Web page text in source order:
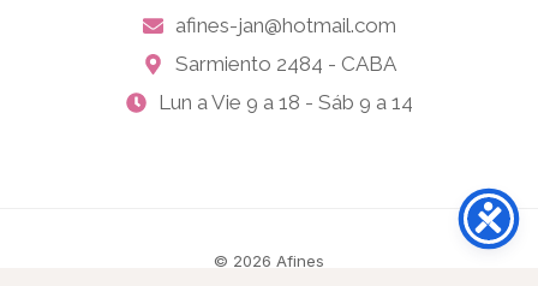
afines-jan@hotmail.com
Sarmiento 2484 - CABA
Lun a Vie 9 a 18 - Sáb 9 a 14
© 2026 Afines